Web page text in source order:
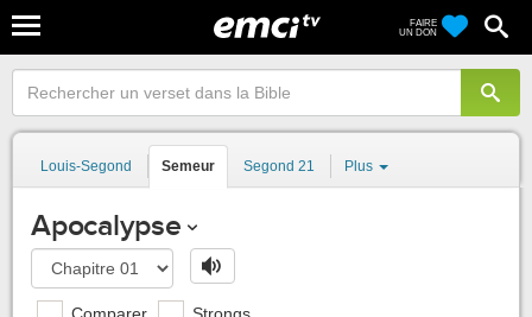
FAIRE
UN DON
Louis-Segond Semeur Segond 21 Plus
Apocalypse
Comparer Strongs